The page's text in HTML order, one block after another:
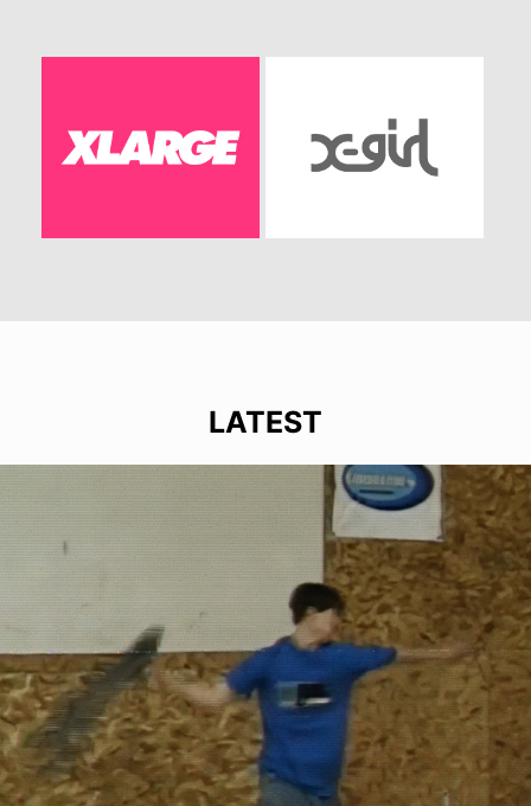
LATEST